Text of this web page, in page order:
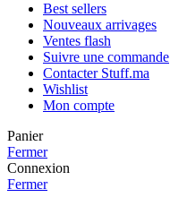
Best sellers
Nouveaux arrivages
Ventes flash
Suivre une commande
Contacter Stuff.ma
Wishlist
Mon compte
Panier
Fermer
Connexion
Fermer